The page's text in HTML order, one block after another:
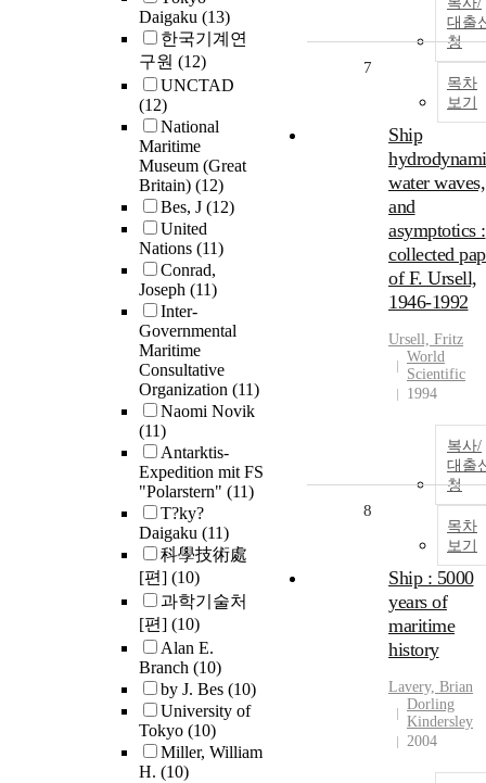
Daigaku (13)
한국기계연
구원 (12)
UNCTAD
(12)
National
Maritime
Museum (Great
Britain) (12)
Bes, J (12)
United
Nations (11)
Conrad,
Joseph (11)
Inter-
Governmental
Maritime
Consultative
Organization (11)
Naomi Novik
(11)
Antarktis-
Expedition mit FS
"Polarstern" (11)
T?ky?
Daigaku (11)
科學技術處
[편] (10)
과학기술처
[편] (10)
Alan E.
Branch (10)
by J. Bes (10)
University of
Tokyo (10)
Miller, William
H. (10)
대출
청
목차
보기
7
Ship
water waves,
and
asymptotics :
collected
of F. Ursell,
1946-1992
Ursell, Fritz
World
Scientific
1994
복사/
대출
청
목차
보기
8
Ship : 5000
years of
maritime
history
Lavery, Brian
Dorling
Kindersley
2004